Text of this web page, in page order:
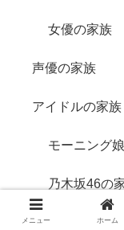
女優の家族
声優の家族
アイドルの家族
モーニング娘
乃木坂46の
欅坂46の家族
メニュー ホーム